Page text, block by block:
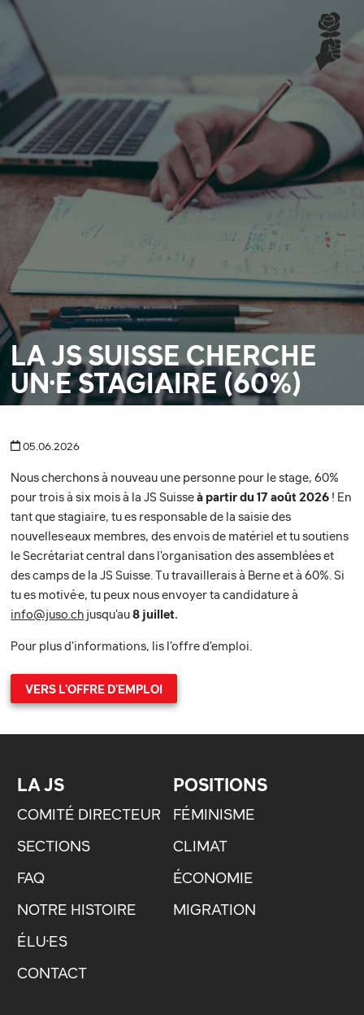
LA JS SUISSE CHERCHE
UN·E STAGIAIRE (60%)
05.06.2026
Nous cherchons à nouveau une personne pour le stage, 60%
pour trois à six mois à la JS Suisseà partir du 17 août 2026 ! En
tant que stagiaire, tu es responsable de la saisie des
nouvelles·eaux membres, des envois de matériel et tu soutiens
le Secrétariat central dans l'organisation des assemblées et
des camps de la JS Suisse. Tu travaillerais à Berne et à 60%. Si
tu es motivé·e, tu peux nous envoyer ta candidature à
info@juso.ch jusqu'au 8 juillet.
Pour plus d'informations, lis l'offre d'emploi.
VERS L'OFFRE D'EMPLOI
LA JS
COMITÉ DIRECTEUR
SECTIONS
FAQ
NOTRE HISTOIRE
ÉLU·ES
CONTACT
POSITIONS
FÉMINISME
CLIMAT
ÉCONOMIE
MIGRATION